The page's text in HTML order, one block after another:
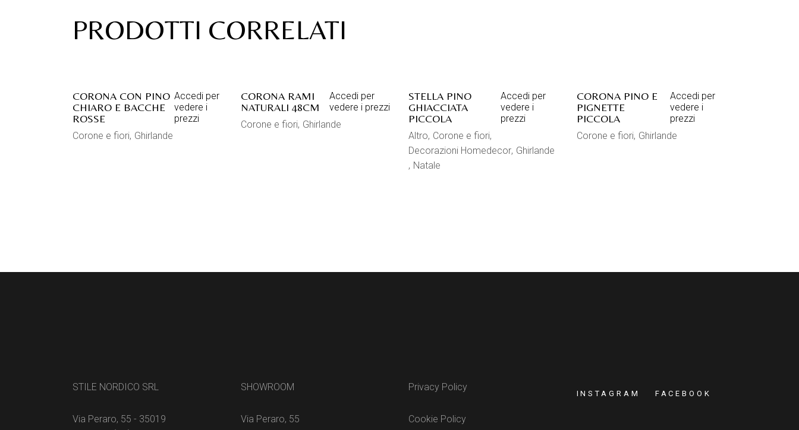
PRODOTTI CORRELATI
CORONA CON PINO
CHIARO E BACCHE
ROSSE
Accedi per
vedere i
prezzi
Corone e fiori Ghirlande
CORONA RAMI
NATURALI 48CM
Accedi per
vedere i prezzi
Corone e fiori Ghirlande
STELLA PINO
GHIACCIATA
PICCOLA
Accedi per
vedere i
prezzi
Altro Corone e fiori
Decorazioni Homedecor Ghirlande
Natale
CORONA PINO E
PIGNETTE
PICCOLA
Accedi per
vedere i
prezzi
Corone e fiori Ghirlande
STILE NORDICO SRL
Via Peraro, 55 - 35019
SHOWROOM
Via Peraro, 55
Privacy Policy
Cookie Policy
INSTAGRAM FACEBOOK